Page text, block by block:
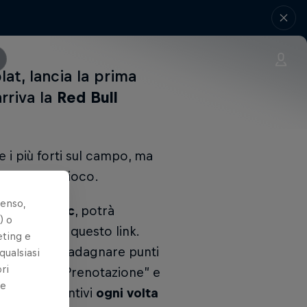
lancia la prima
la Red Bull
i più forti sul campo, ma
del gioco.
Playtomic, potrà
tramite questo link.
a guadagnare punti
“Prenotazione” e
aggiuntivi ogni volta
o
e